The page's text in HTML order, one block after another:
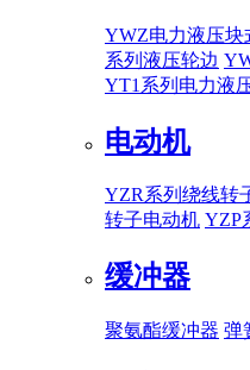
YWZ电力液压块
系列液压轮边
YT1系列电力液
电动机
YZR系列绕线转
转子电动机 YZP
缓冲器
聚氨酯缓冲器 弹